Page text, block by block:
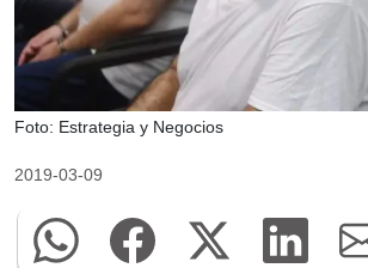
Foto: Estrategia y Negocios
2019-03-09